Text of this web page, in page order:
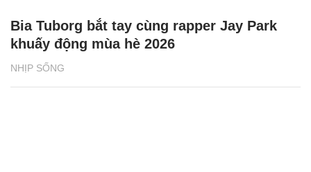
NHỊP SỐNG
Bia Tuborg bắt tay cùng rapper Jay Park
khuấy động mùa hè 2026